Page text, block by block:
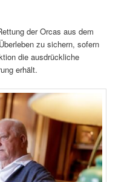
der Orcas aus dem
zu sichern, sofern
die ausdrückliche
erhält.